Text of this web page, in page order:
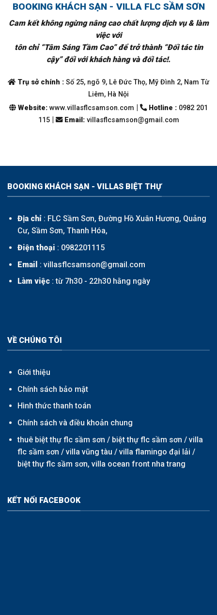
BOOKING KHÁCH SẠN - VILLA FLC SẦM SƠN
Cam kết không ngừng nâng cao chất lượng dịch vụ & làm
việc với
tôn chỉ “Tâm Sáng Tầm Cao” để trở thành “Đối tác tin
cậy” đối với khách hàng và đối tác!.
Trụ sở chính : Số 25, ngõ 9, Lê Đức Thọ, Mỹ Đình 2, Nam Từ
Liêm, Hà Nội
Website: www.villasflcsamson.com | Hotline : 0982 201
115 | Email :villasflcsamson@gmail.com
BOOKING KHÁCH SẠN - VILLAS BIỆT THỰ
Địa chỉ: FLC Sầm Sơn, Đường Hồ Xuân Hương, Quảng
Cư, Sầm Sơn, Thanh Hóa,
Điện thoại : 0982201115
Email : villasflcsamson@gmail.com
Làm việc: từ 7h30 - 22h30 hằng ngày
VỀ CHÚNG TÔI
Giới thiệu
Chính sách bảo mật
Hình thức thanh toán
Chính sách và điều khoản chung
thuê biệt thự flc sầm sơn / biệt thự flc sầm sơn / villa
flc sầm sơn / villa vũng tàu / villa flamingo đại lải /
biệt thự flc sầm sơn, villa ocean front nha trang
KẾT NỐI FACEBOOK